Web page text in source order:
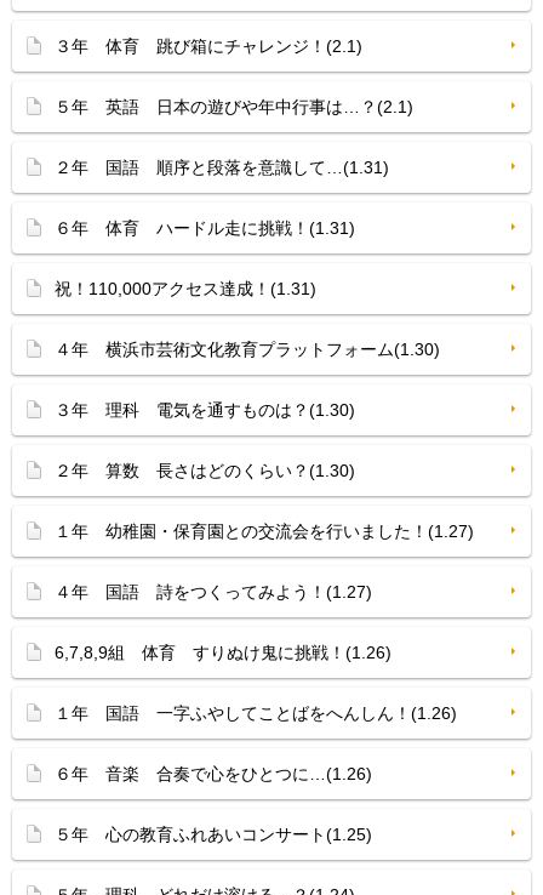
３年 体育 跳び箱にチャレンジ！(2.1)
５年 英語 日本の遊びや年中行事は…？(2.1)
２年 国語 順序と段落を意識して…(1.31)
６年 体育 ハードル走に挑戦！(1.31)
祝！110,000アクセス達成！(1.31)
４年 横浜市芸術文化教育プラットフォーム(1.30)
３年 理科 電気を通すものは？(1.30)
２年 算数 長さはどのくらい？(1.30)
１年 幼稚園・保育園との交流会を行いました！(1.27)
４年 国語 詩をつくってみよう！(1.27)
6,7,8,9組 体育 すりぬけ鬼に挑戦！(1.26)
１年 国語 一字ふやしてことばをへんしん！(1.26)
６年 音楽 合奏で心をひとつに…(1.26)
５年 心の教育ふれあいコンサート(1.25)